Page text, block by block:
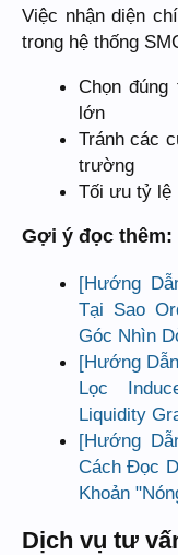
Việc nhận diện
trong hệ thống
Chọn
lớn
Tránh các
trường
Tối ưu tỷ lệ
Gợi ý đọc thêm:
[Hướng
Tại Sao
Góc Nhìn
[Hướng
Lọc
Liquidity
[Hướng
Cách Đọc
Khoản
Dịch vụ tư